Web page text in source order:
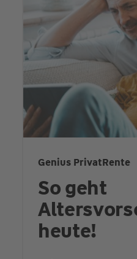
Genius PrivatRente
So geht
heute!